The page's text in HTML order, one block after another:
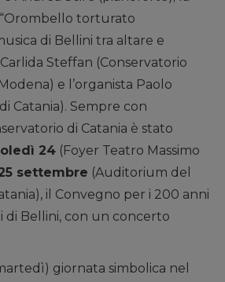
torturato
di Bellini tra altare e
Steffan (Conservatorio
e l’organista Paolo
Catania). Sempre con
di Catania è stato
24 (Foyer Teatro Massimo
settembre (Auditorium del
il Convegno per i 200 anni
di Bellini, con un concerto
giornata simbolica nel